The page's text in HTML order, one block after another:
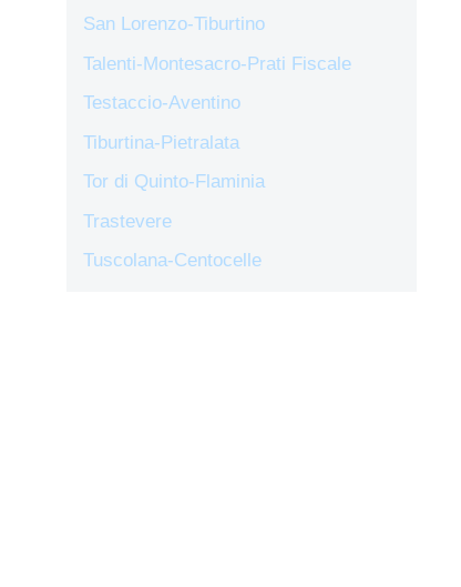
San Lorenzo-Tiburtino
Talenti-Montesacro-Prati Fiscale
Testaccio-Aventino
Tiburtina-Pietralata
Tor di Quinto-Flaminia
Trastevere
Tuscolana-Centocelle